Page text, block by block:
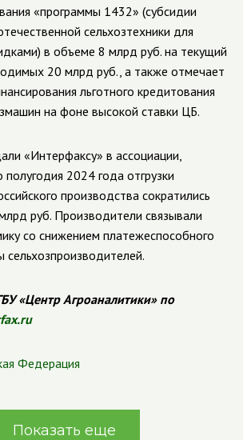
«программы 1432» (субсидии
сельхозтехники для
в объеме 8 млрд руб. на текущий
20 млрд руб., а также отмечает
льготного кредитования
на фоне высокой ставки ЦБ.
«Интерфаксу» в ассоциации,
полугодия 2024 года отгрузки
производства сократились
руб. Производители связывали
со снижением платежеспособного
сельхозпроизводителей.
«Центр Агроаналитики» по
Федерация
Показать еще